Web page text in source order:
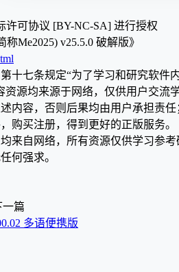
许可协议 [BY-NC-SA] 进行授权
Me2025) v25.5.0 破解版》
十七条规定“为了学习和研究软
资源均来源于网络，仅供用户交
内容，否则后果均由用户承担责
购买注册，得到更好的正版服务。
来自网络，所有资源仅供学习参
何强求。
一篇
多语便携版